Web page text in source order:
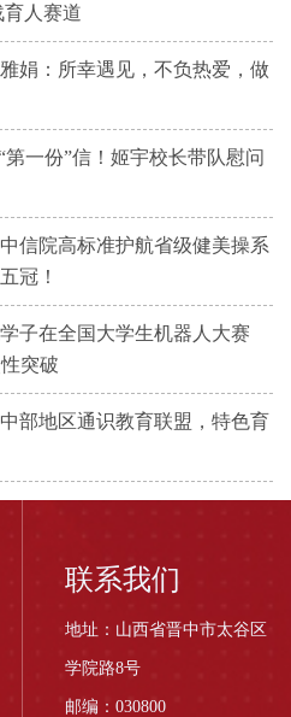
人赛道
娟：所幸遇见，不负热爱，做
一份”信！姬宇校长带队慰问
信院高标准护航省级健美操系
冠！
子在全国大学生机器人大赛
突破
部地区通识教育联盟，特色育
联系我们
地址：山西省晋中市太谷区
学院路8号
邮编：030800